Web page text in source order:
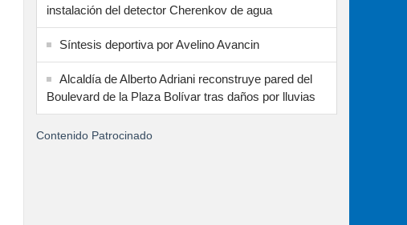
instalación del detector Cherenkov de agua
Síntesis deportiva por Avelino Avancin
Alcaldía de Alberto Adriani reconstruye pared del
Boulevard de la Plaza Bolívar tras daños por lluvias
Contenido Patrocinado